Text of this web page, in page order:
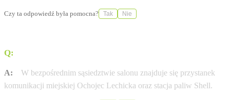
Czy ta odpowiedź była pomocna? Tak Nie
Q:
A:
W bezpośrednim sąsiedztwie salonu znajduje się przystanek
komunikacji miejskiej Ochojec Lechicka oraz stacja paliw Shell.